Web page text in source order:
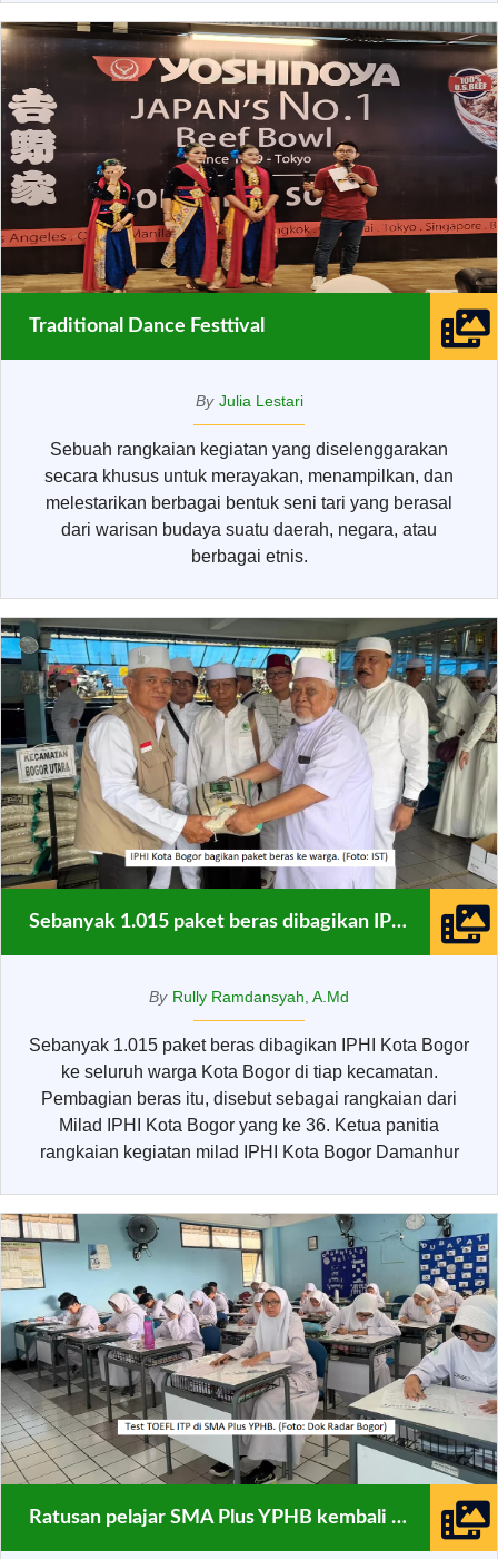
Traditional Dance Festtival
By Julia Lestari
Sebuah rangkaian kegiatan yang diselenggarakan
secara khusus untuk merayakan, menampilkan, dan
melestarikan berbagai bentuk seni tari yang berasal
dari warisan budaya suatu daerah, negara, atau
berbagai etnis.
Sebanyak 1.015 paket beras dibagikan IPHI Kota Bogor
By Rully Ramdansyah, A.Md
Sebanyak 1.015 paket beras dibagikan IPHI Kota Bogor
ke seluruh warga Kota Bogor di tiap kecamatan.
Pembagian beras itu, disebut sebagai rangkaian dari
Milad IPHI Kota Bogor yang ke 36. Ketua panitia
rangkaian kegiatan milad IPHI Kota Bogor Damanhur
Ratusan pelajar SMA Plus YPHB kembali melakukan test TOEFL